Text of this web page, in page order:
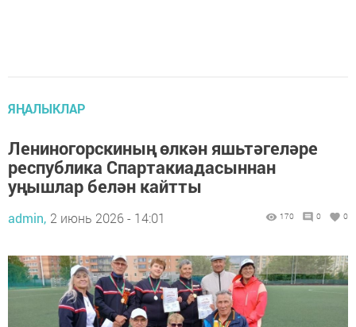
ЯҢАЛЫКЛАР
Лениногорскиның өлкән яшьтәгеләре
республика Спартакиадасыннан
уңышлар белән кайтты
admin, 2 июнь 2026 - 14:01 170 0 0